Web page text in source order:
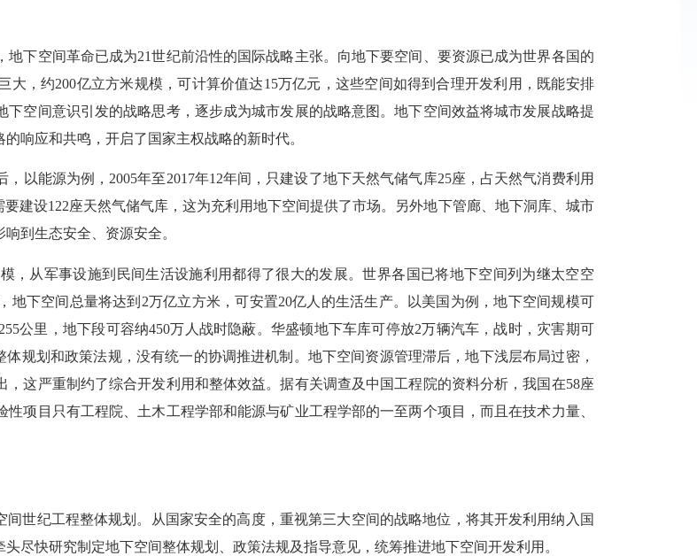
地下空间革命已成为21世纪前沿性的国际战略主张。向地下要空间、要资源已成为世界各国的
，约200亿立方米规模，可计算价值达15万亿元，这些空间如得到合理开发利用，既能安排
空间意识引发的战略思考，逐步成为城市发展的战略意图。地下空间效益将城市发展战略提
响应和共鸣，开启了国家主权战略的新时代。
以能源为例，2005年至2017年12年间，只建设了地下天然气储气库25座，占天然气消费利用
建设122座天然气储气库，这为充利用地下空间提供了市场。另外地下管廊、地下洞库、城市
到生态安全、资源安全。
，从军事设施到民间生活设施利用都得了很大的发展。世界各国已将地下空间列为继太空空
下空间总量将达到2万亿立方米，可安置20亿人的生活生产。以美国为例，地下空间规模可
公里，地下段可容纳450万人战时隐蔽。华盛顿地下车库可停放2万辆汽车，战时，灾害期可
规划和政策法规，没有统一的协调推进机制。地下空间资源管理滞后，地下浅层布局过密，
这严重制约了综合开发利用和整体效益。据有关调查及中国工程院的资料分析，我国在58座
项目只有工程院、土木工程学部和能源与矿业工程学部的一至两个项目，而且在技术力量、
世纪工程整体规划。从国家安全的高度，重视第三大空间的战略地位，将其开发利用纳入国
尽快研究制定地下空间整体规划、政策法规及指导意见，统筹推进地下空间开发利用。